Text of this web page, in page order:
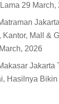
29 March,
Kantor, Mall &
2026
Jakarta
Hasilnya Bikin